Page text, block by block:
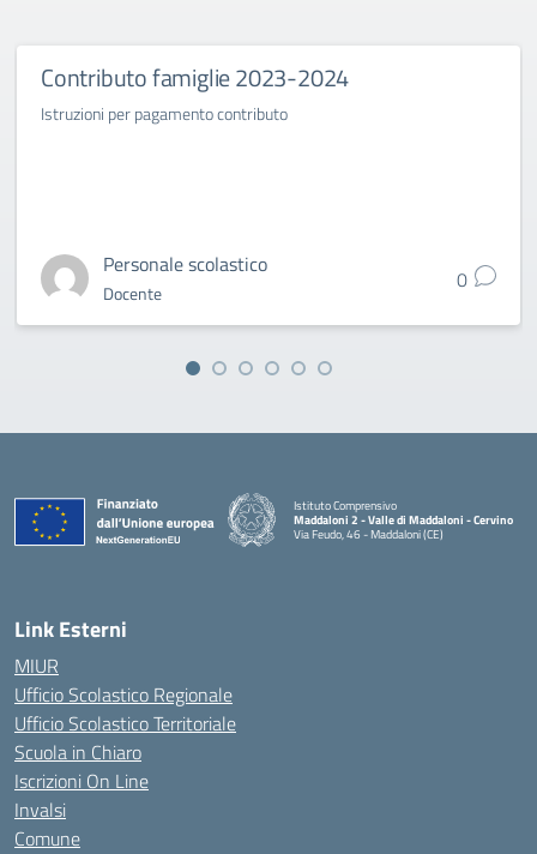
Contributo famiglie 2023-2024
Istruzioni per pagamento contributo
Personale scolastico
Docente 0
Istituto Comprensivo
Maddaloni 2 - Valle di Maddaloni - Cervino
Via Feudo, 46 - Maddaloni (CE)
Link Esterni
MIUR
Ufficio Scolastico Regionale
Ufficio Scolastico Territoriale
Scuola in Chiaro
Iscrizioni On Line
Invalsi
Comune